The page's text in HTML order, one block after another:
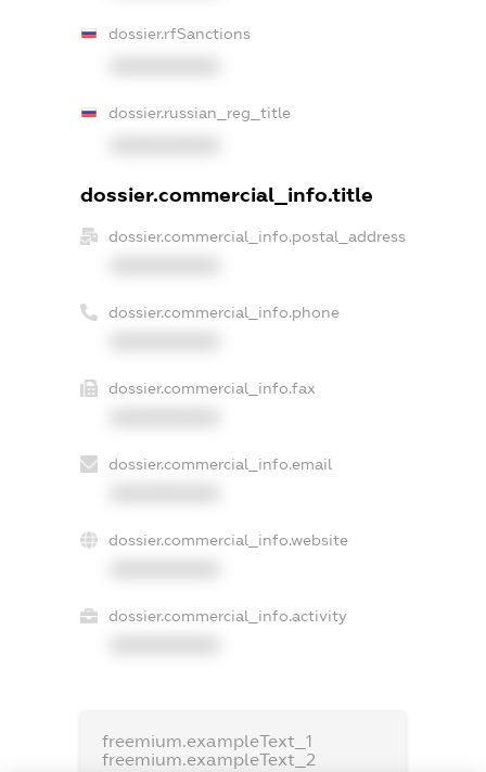
dossier.rfSanctions
dossier.russian_reg_title
dossier.commercial_info.title
dossier.commercial_info.postal_address
dossier.commercial_info.phone
dossier.commercial_info.fax
dossier.commercial_info.email
dossier.commercial_info.website
dossier.commercial_info.activity
freemium.exampleText_1
freemium.exampleText_2